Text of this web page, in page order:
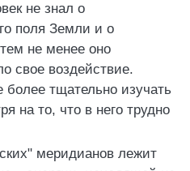
не знал о
поля Земли и о
не менее оно
свое воздействие.
тщательно изучать
на то, что в него трудно
меридианов лежит